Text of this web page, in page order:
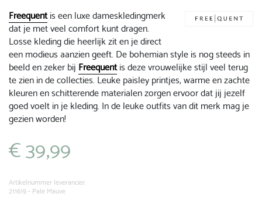
Freequentis een luxe dameskledingmerk
dat je met veel comfort kunt dragen.
Losse kleding die heerlijk zit en je direct
een modieus aanzien geeft. De bohemian style is nog steeds in
beeld en zeker bij Freequentis deze vrouwelijke stijl veel terug
te zien in de collecties. Leuke paisley printjes, warme en zachte
kleuren en schitterende materialen zorgen ervoor dat jij jezelf
goed voelt in je kleding. In de leuke outfits van dit merk mag je
gezien worden!
€39,99
Artikelnummer leverancier:
211619 - Pale Mauve